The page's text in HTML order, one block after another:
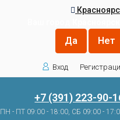
Вход
+7 (391) 223-90-
ПН - ПТ 09:00 - 18:00, СБ 09:00 -